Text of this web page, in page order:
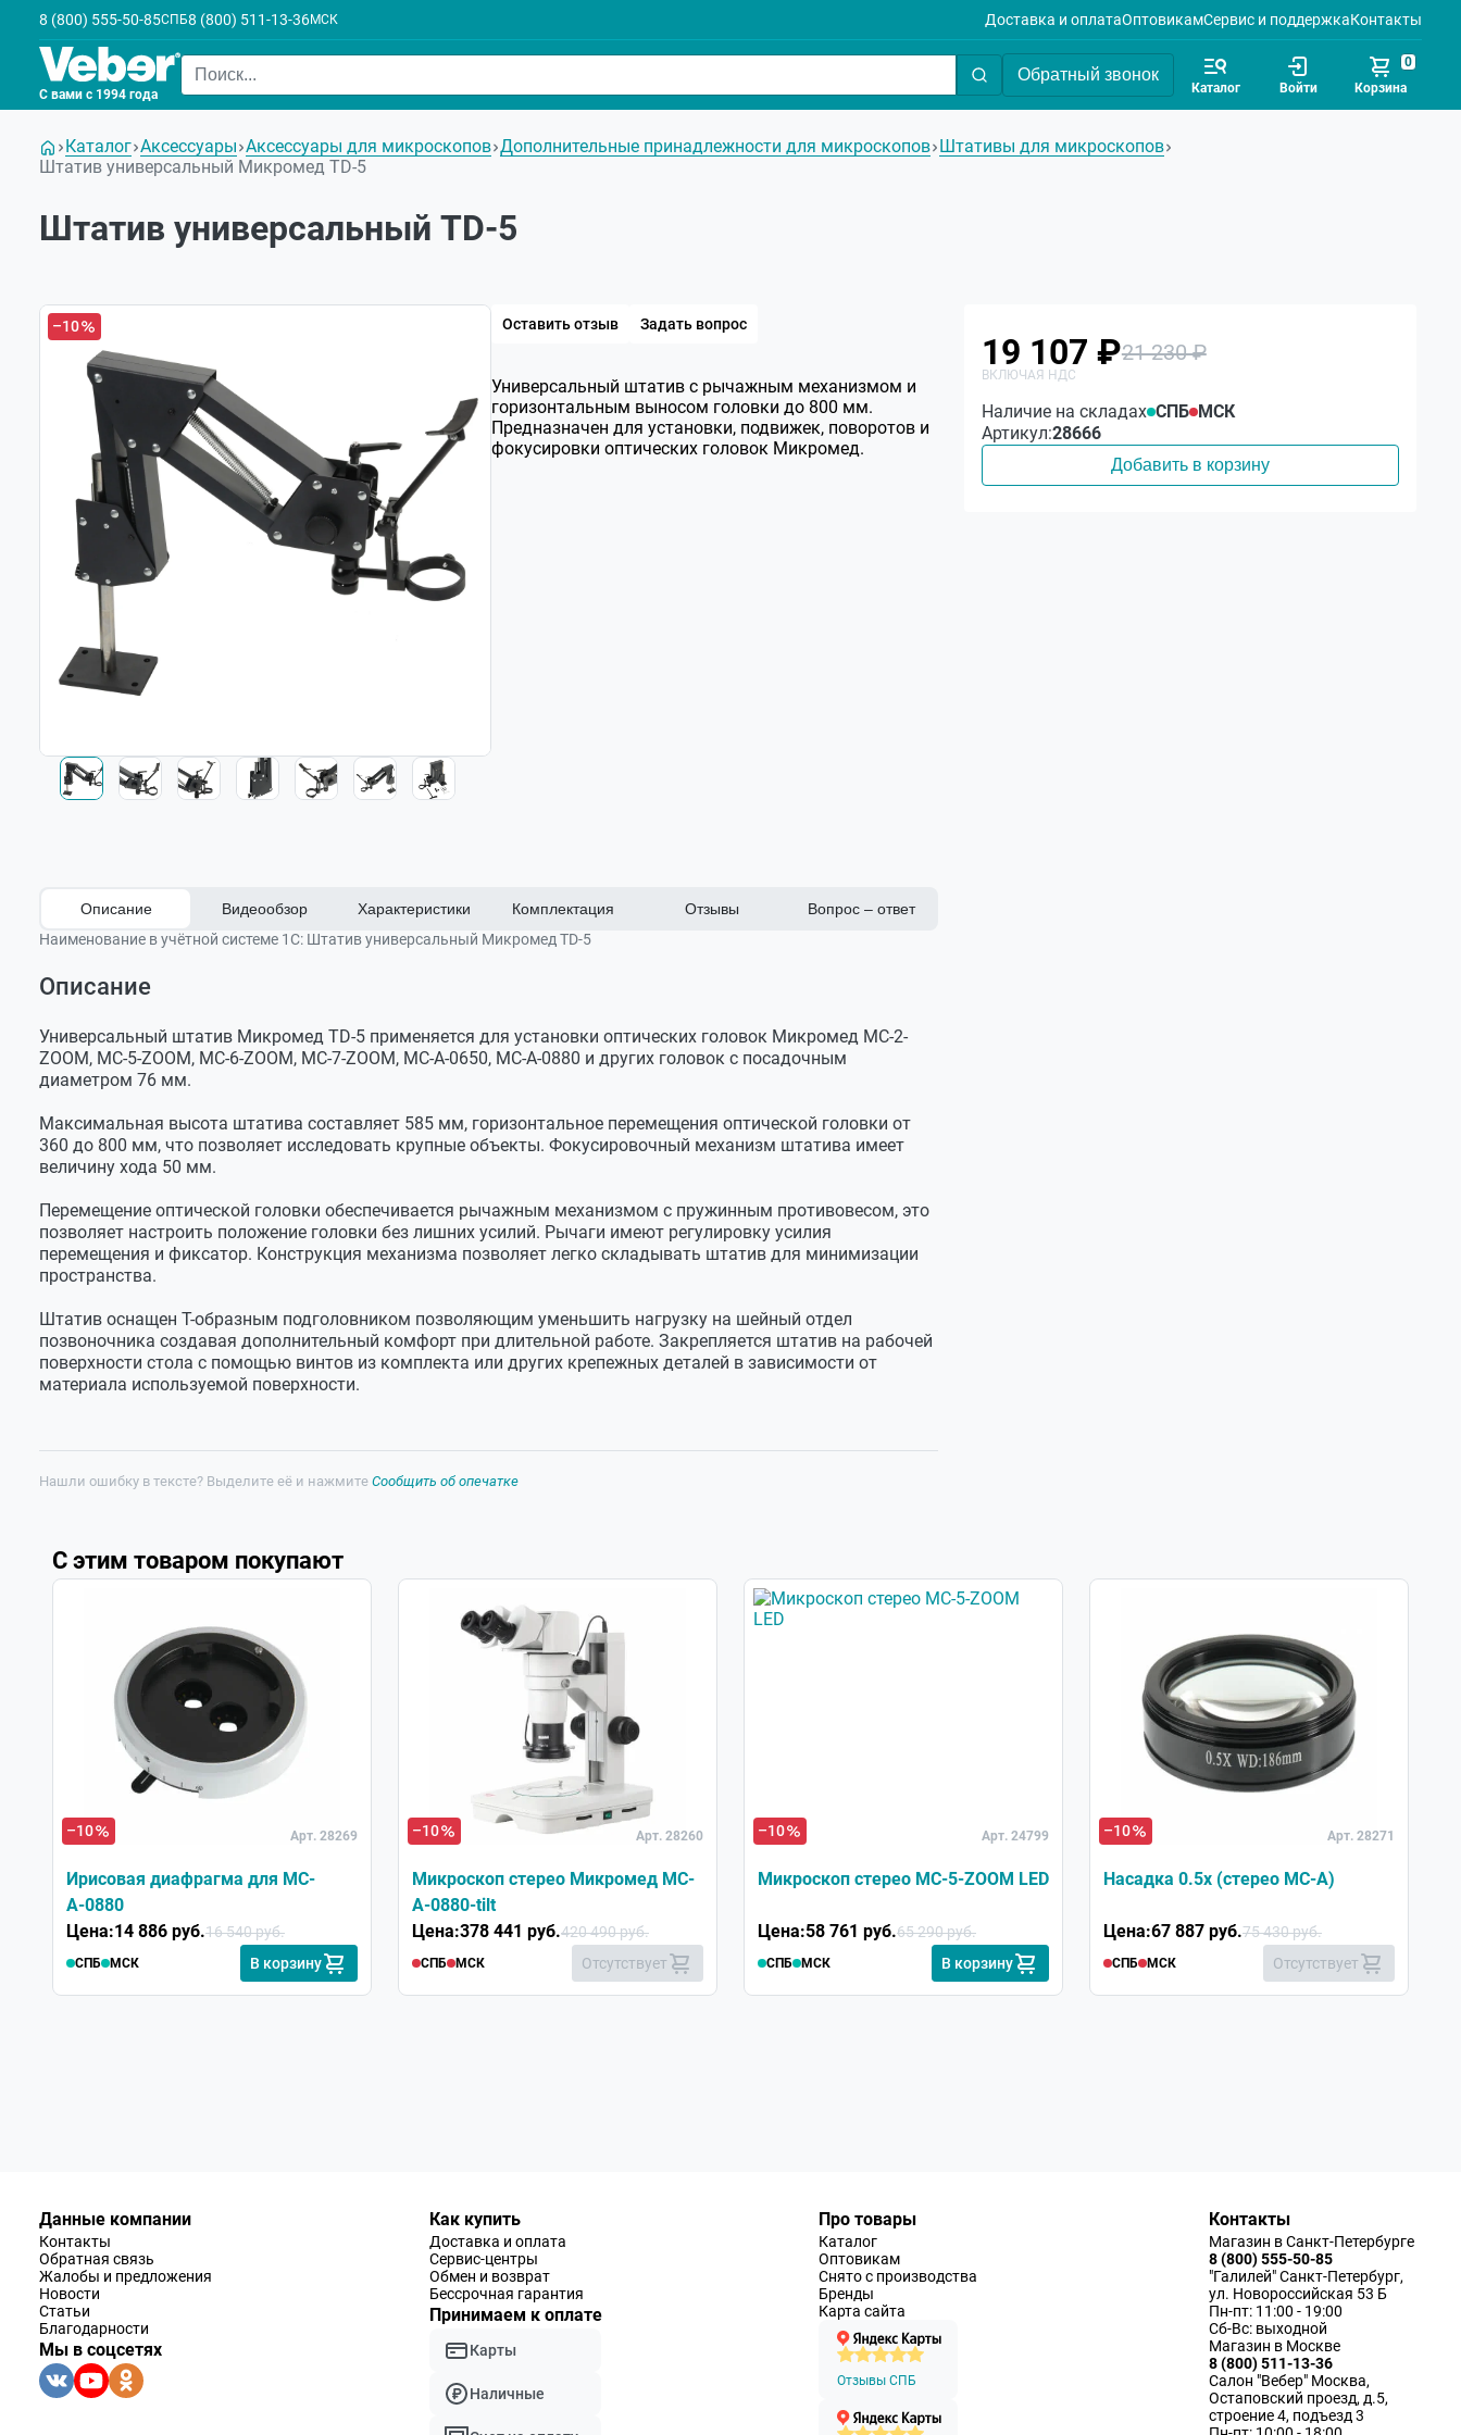
8 (800) 555-50-85СПБ8 (800) 511-13-36МСК Доставка и оплатаОптовикамСервис и поддержкаКонтакты
С вами с 1994 года
Обратный звонок
Каталог Войти Корзина
0
Каталог Аксессуары Аксессуары для микроскопов Дополнительные принадлежности для микроскопов Штативы для микроскопов
Штатив универсальный Микромед TD-5
Штатив универсальный TD-5
–10 Оставить отзыв Задать вопрос
Универсальный штатив с рычажным механизмом и
горизонтальным выносом головки до 800 мм.
Предназначен для установки, подвижек, поворотов и
фокусировки оптических головок Микромед.
Описание Видеообзор Характеристики Комплектация Отзывы
Вопрос – ответ
Наименование в учётной системе 1С: Штатив универсальный Микромед TD-5
Описание
Универсальный штатив Микромед TD-5 применяется для установки оптических головок Микромед МС-2-
ZOOM, МС-5-ZOOM, МС-6-ZOOM, МС-7-ZOOM, MC-А-0650, MC-А-0880 и других головок с посадочным
диаметром 76 мм.
Максимальная высота штатива составляет 585 мм, горизонтальное перемещения оптической головки от
360 до 800 мм, что позволяет исследовать крупные объекты. Фокусировочный механизм штатива имеет
величину хода 50 мм.
Перемещение оптической головки обеспечивается рычажным механизмом с пружинным противовесом, это
позволяет настроить положение головки без лишних усилий. Рычаги имеют регулировку усилия
перемещения и фиксатор. Конструкция механизма позволяет легко складывать штатив для минимизации
пространства.
Штатив оснащен Т-образным подголовником позволяющим уменьшить нагрузку на шейный отдел
позвоночника создавая дополнительный комфорт при длительной работе. Закрепляется штатив на рабочей
поверхности стола с помощью винтов из комплекта или других крепежных деталей в зависимости от
материала используемой поверхности.
Диапазон
головки
Поворот головки ±15°/±15°/±270°
фокусировки
Максимальная
высота штатива
585 мм
Высота штативной
штанги
400 мм
Диаметр штативной
штанги
25 мм
Материал
штативной штанги
Сталь
Материал деталей
штатива
Алюминиевый сплав
Штатив с кольцевым держателем в сборе
Т-образный подголовник
Зажим подголовника
Монтажный комплект
Упаковка
Оставить отзыв
Задать вопрос
Нашли ошибку в тексте? Выделите её и нажмите Сообщить об опечатке
19 107 ₽21 230 ₽
Наличие на складах СПБ МСК
Артикул:28666
Добавить в корзину
С этим товаром покупают
–10 Арт. 28269
Ирисовая диафрагма для МС-
А-0880
Цена:14 886 руб.16 540 руб.
СПБ МСК В корзину
–10 Арт. 28260
Микроскоп стерео Микромед MC-
А-0880-tilt
Цена:378 441 руб.420 490 руб.
СПБ МСК Отсутствует
–10 Арт. 24799
Микроскоп стерео МС-5-ZOOM LED
Цена:58 761 руб.65 290 руб.
СПБ МСК В корзину
–10 Арт. 28271
Насадка 0.5x (стерео MC-A)
Цена:67 887 руб.75 430 руб.
СПБ МСК Отсутствует
Данные компании
Контакты
Обратная связь
Жалобы и предложения
Новости
Статьи
Благодарности
Мы в соцсетях
Как купить
Доставка и оплата
Сервис-центры
Обмен и возврат
Бессрочная гарантия
Принимаем к оплате
Карты
Наличные
Про товары
Каталог
Оптовикам
Снято с производства
Бренды
Карта сайта
Отзывы СПБ
Контакты
Магазин в Санкт-Петербурге
8 (800) 555-50-85
"Галилей" Санкт-Петербург,
ул. Новороссийская 53 Б
Пн-пт: 11:00 - 19:00
Сб-Вс: выходной
Магазин в Москве
8 (800) 511-13-36
Салон "Вебер" Москва,
Остаповский проезд, д.5,
строение 4, подъезд 3